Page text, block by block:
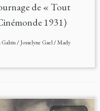
de « Tout
1931)
Gabin/Josselyne Gael/Mady